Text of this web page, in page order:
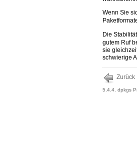
Wenn Sie
Die
gutem Ruf
sie
schwierige
Zurück
5.4.4. dpkgs